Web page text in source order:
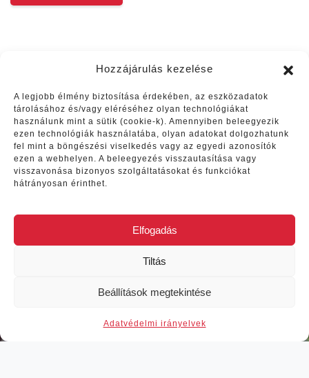
Hozzájárulás kezelése
A legjobb élmény biztosítása érdekében, az eszközadatok
tárolásához és/vagy eléréséhez olyan technológiákat
használunk mint a sütik (cookie-k). Amennyiben beleegyezik
ezen technológiák használatába, olyan adatokat dolgozhatunk
fel mint a böngészési viselkedés vagy az egyedi azonosítók
ezen a webhelyen. A beleegyezés visszautasítása vagy
visszavonása bizonyos szolgáltatásokat és funkciókat
hátrányosan érinthet.
Elfogadás
Tiltás
Beállítások megtekintése
Adat­vé­del­mi irányelvek
Vélemények
Először 2022 szeptemberében
Akkor egy hetet töltöttünk el, ami
nagyon kevésnek bizonyult ezen
a csodás szigeten. Felvettük
Ritával a kapcsolatot,
dolgot amit a szigetről tudni kell.